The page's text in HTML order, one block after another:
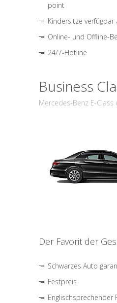
point
Kindersitze verfügbar
Online- und Offline-
24/7-Hotline
Business
Mercedes-Benz E-
Der Favorit der
Schwarzes Auto
Festpreis
Englischsprechender